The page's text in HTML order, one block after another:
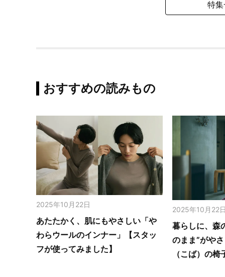
特
おすすめの読みもの
2025年10月22日
あたたかく、肌にもやさしい「や
わらウールのインナー」【スタッ
フが使ってみました】
2025年10月22
暮らしに、森
のまま”がや
（こば）の